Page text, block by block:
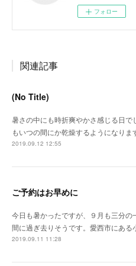
フォロー
関連記事
(No Title)
暑さの中にも時折爽やかさ感じる日
もいつの間にか乾燥するようになり
2019.09.12 12:55
ご予約はお早めに
今日も暑かったですが、９月も三分の
間に過ぎ去りそうです。愛西市にあ
2019.09.11 11:28